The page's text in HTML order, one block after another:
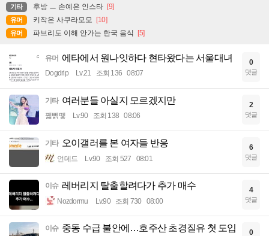
기타 후방 ㅡ 손예은 인스타 [9]
유머 키작은 사쿠라모모 [10]
유머 파브리도 이해 안가는 한국 음식 [5]
유머 에타에서 원나잇하다 현타왔다는 서울대녀
Dogdrip Lv.21 조회 136 08:07
0
댓글
기타 여러분들 아실지 모르겠지만
꿻뻵뗗 Lv.90 조회 138 08:06
2
댓글
기타 오이갤러를 본 여자들 반응
언데드 Lv.90 조회 527 08:01
6
댓글
이슈 레버리지 탈출할려다가 추가 매수
Nozdormu Lv.90 조회 730 08:00
4
댓글
이슈 중동 수급 불안에…호주산 초경질유 첫 도입 0